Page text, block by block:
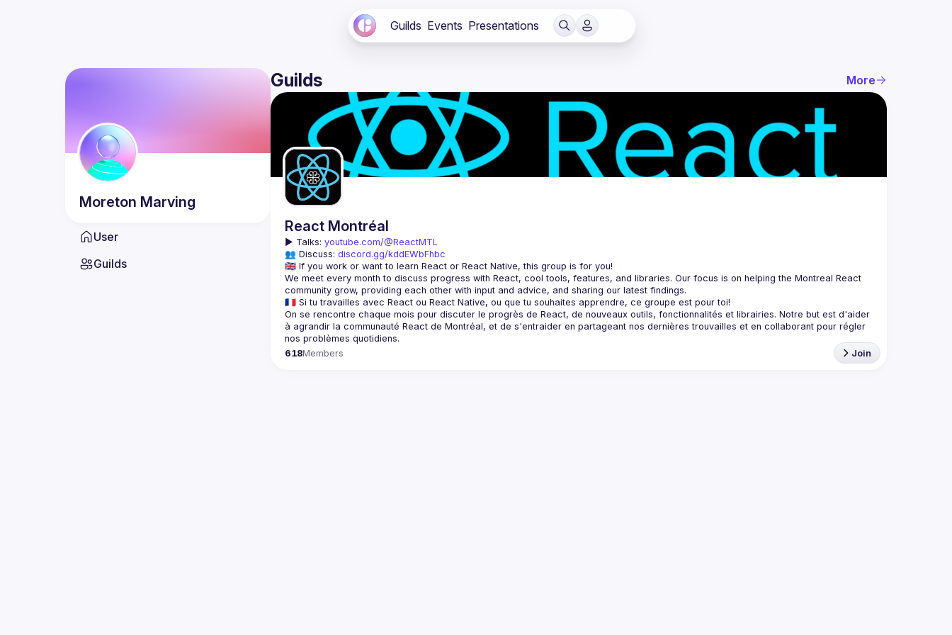
Guilds Events Presentations
Moreton Marving
User
Guilds
Guilds More
React Montréal
▶️ Talks: youtube.com/@ReactMTL
👥 Discuss: discord.gg/kddEWbFhbc
We meet every month to discuss progress with React, cool tools, features, and libraries. Our focus is on helping the Montreal React
On se rencontre chaque mois pour discuter le progrès de React, de nouveaux outils, fonctionnalités et librairies. Notre but est d'aider
à agrandir la communauté React de Montréal, et de s'entraider en partageant nos dernières trouvailles et en collaborant pour régler
618Members Join